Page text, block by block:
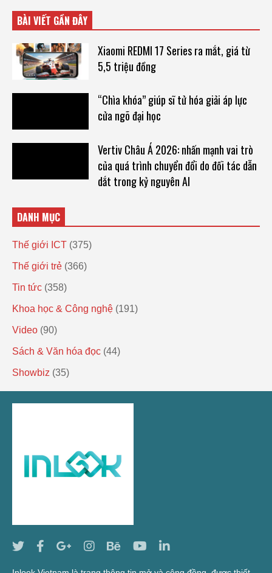
BÀI VIẾT GẦN ĐÂY
Xiaomi REDMI 17 Series ra mắt, giá từ
5,5 triệu đồng
“Chìa khóa” giúp sĩ tử hóa giải áp lực
cửa ngõ đại học
Vertiv Châu Á 2026: nhấn mạnh vai trò
của quá trình chuyển đổi do đối tác dẫn
dắt trong kỷ nguyên AI
DANH MỤC
Thế giới ICT (375)
Thế giới trẻ (366)
Tin tức (358)
Khoa học & Công nghệ (191)
Video (90)
Sách & Văn hóa đọc (44)
Showbiz (35)